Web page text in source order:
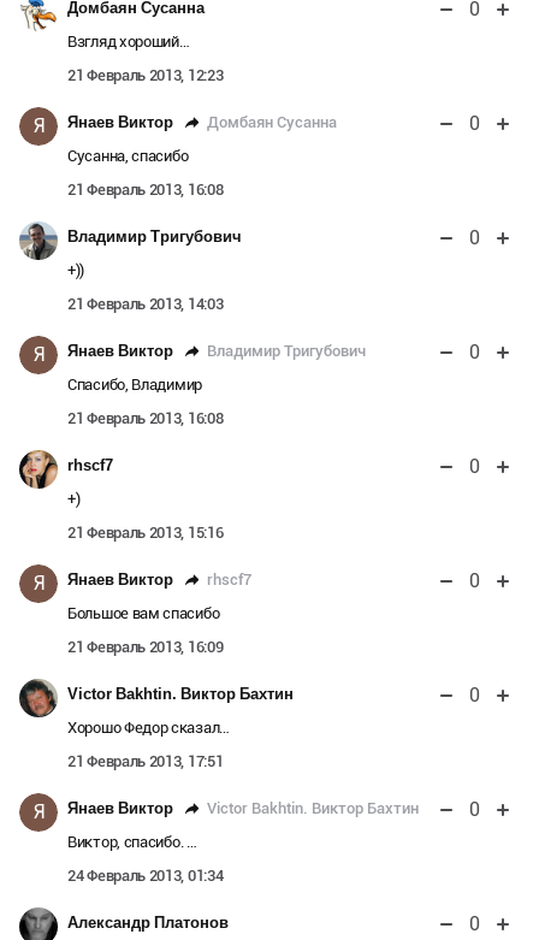
Домбаян Сусанна 0
Взгляд хороший…
21 Февраль 2013, 12:23
Я Янаев Виктор Домбаян Сусанна 0
Сусанна, спасибо
21 Февраль 2013, 16:08
Владимир Тригубович 0
+))
21 Февраль 2013, 14:03
Я Янаев Виктор Владимир Тригубович 0
Спасибо, Владимир
21 Февраль 2013, 16:08
rhscf7 0
+)
21 Февраль 2013, 15:16
Я Янаев Виктор rhscf7 0
Большое вам спасибо
21 Февраль 2013, 16:09
Victor Bakhtin. Виктор Бахтин 0
Хорошо Федор сказал…
21 Февраль 2013, 17:51
Я Янаев Виктор Victor Bakhtin. Виктор Бахтин 0
Виктор, спасибо. …
24 Февраль 2013, 01:34
Александр Платонов 0